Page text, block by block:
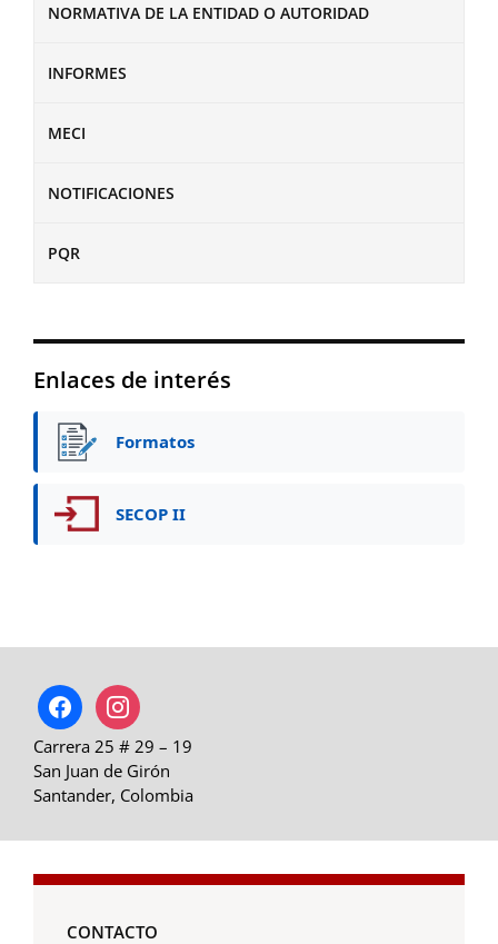
NORMATIVA DE LA ENTIDAD O AUTORIDAD
INFORMES
MECI
NOTIFICACIONES
PQR
Enlaces de interés
Formatos
SECOP II
facebookinstagram
Carrera 25 # 29 – 19
San Juan de Girón
Santander, Colombia
CONTACTO